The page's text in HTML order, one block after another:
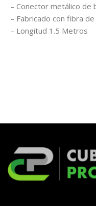
– Conector metálico de
– Fabricado con fibra
– Longitud 1.5 Metros